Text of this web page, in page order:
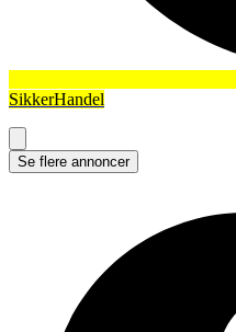
SikkerHandel
Se flere annoncer